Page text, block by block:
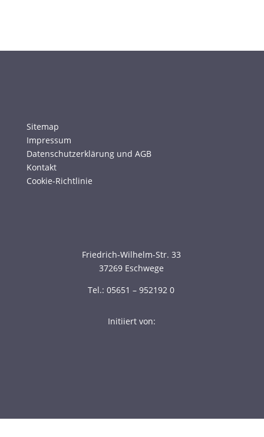
Sitemap
Impressum
Datenschutzerklärung und AGB
Kontakt
Cookie-Richtlinie
Friedrich-Wilhelm-Str. 33
37269 Eschwege
Tel.: 05651 – 952192 0
Initiiert von: